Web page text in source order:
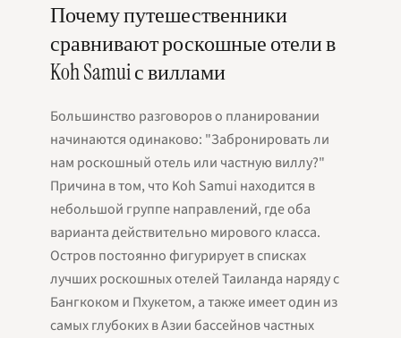
Почему путешественники
сравнивают роскошные отели в
Koh Samui с виллами
Большинство разговоров о планировании
начинаются одинаково: "Забронировать ли
нам роскошный отель или частную виллу?"
Причина в том, что Koh Samui находится в
небольшой группе направлений, где оба
варианта действительно мирового класса.
Остров постоянно фигурирует в списках
лучших роскошных отелей Таиланда наряду с
Бангкоком и Пхукетом, а также имеет один из
самых глубоких в Азии бассейнов частных